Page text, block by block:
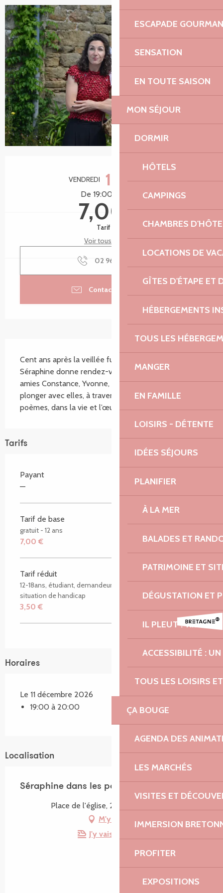
ESCAPADE
SENSATION
EN TOUTE SAISON
MON SÉJOUR
DORMIR
HÔTELS
CAMPINGS
CHAMBRES
LOCATIONS DE
GÎTES D'ÉTAPE ET
HÉBERGEMENTS
TOUS LES
MANGER
EN FAMILLE
LOISIRS - DÉTENTE
IDÉES SÉJOURS
PLANIFIER
À LA MER
BALADES ET
PATRIMOINE ET
DÉGUSTATION ET
IL PLEUT ? RIEN À
ACCESSIBILITÉ :
TOUS LES LOISIRS
ÇA BOUGE
AGENDA DES
LES MARCHÉS
VISITES ET
IMMERSION
PROFITER
EXPOSITIONS
VENDREDI 11 DÉCEMBRE
De 19:00 à 20:00
7,00 €
Tarif plein
Voir tous les tarifs
02 96 05 93
Contacter par email
Cent ans après la veillée funèbre d’Anatole Le Braz,
Séraphine donne rendez-vous à ses incontournables
amies Constance, Yvonne, Anjela et Marc’haritpour se
plonger avec elles, à travers leur histoire et leurs
poèmes, dans la vie et l’œuvre d’Anatole Le Braz.
Tarifs
Payant
—
Tarif de base
gratuit - 12 ans
7,00 €
Tarif réduit
12-18ans, étudiant, demandeur d'emploi, personne en
situation de handicap
3,50 €
Horaires
Le 11 décembre 2026
19:00 à 20:00
Localisation
Séraphine dans les pas d’anatole
Place de l'église, 22300 Ploumilliau
M'y rendre
J'y vais en train !